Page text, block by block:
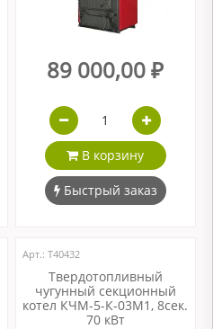
89 000,00 ₽
В корзину
Быстрый заказ
Арт.: Т40432
Твердотопливный
чугунный секционный
котел КЧМ-5-К-03М1, 8сек.
70 кВт